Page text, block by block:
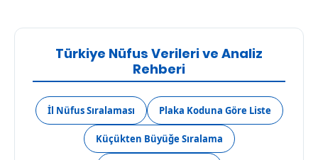
Türkiye Nüfus Verileri ve Analiz
Rehberi
İl Nüfus Sıralaması Plaka Koduna Göre Liste
Küçükten Büyüğe Sıralama